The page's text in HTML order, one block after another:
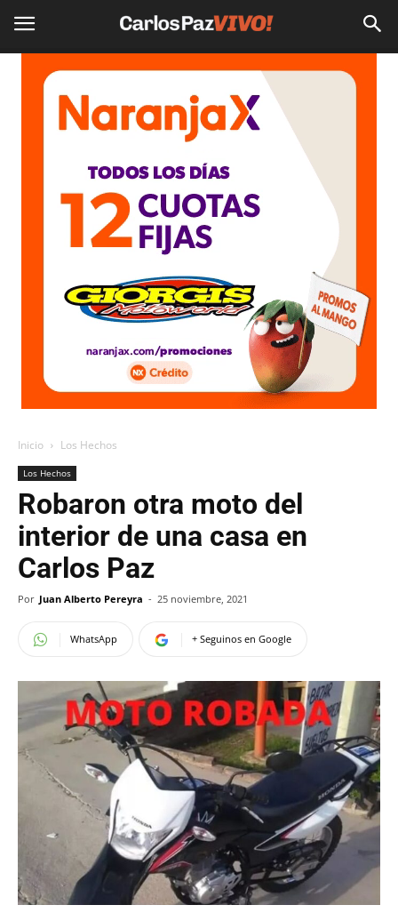
Inicio Los Hechos
Los Hechos
Robaron otra moto del
interior de una casa en
Carlos Paz
Por Juan Alberto Pereyra - 25 noviembre, 2021
WhatsApp + Seguinos en Google